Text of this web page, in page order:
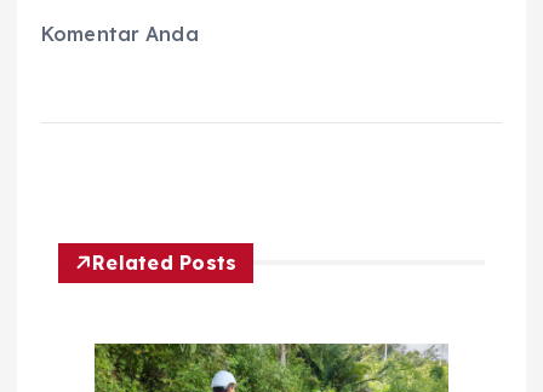
Komentar Anda
Related Posts